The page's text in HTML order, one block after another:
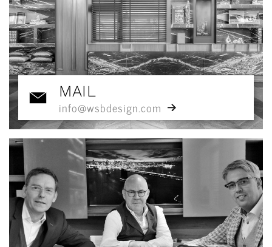
MAIL
info@wsbdesign.com